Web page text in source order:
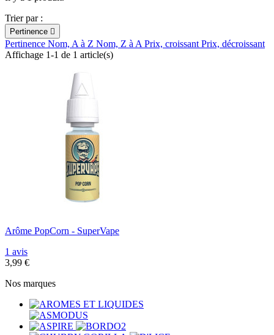
Trier par :
Pertinence 
Pertinence Nom, A à Z Nom, Z à APrix, croissantPrix, décroissant
Affichage 1-1 de 1 article(s)
Arôme PopCorn - SuperVape
1 avis
3,99 €
Nos marques